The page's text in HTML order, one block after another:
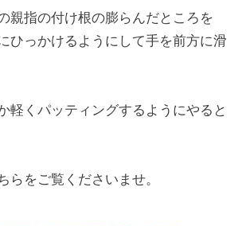
親指の付け根の膨らんだところを
ひっかけるようにして手を前方に滑
軽くパッティングするようにやると
らをご覧くださいませ。